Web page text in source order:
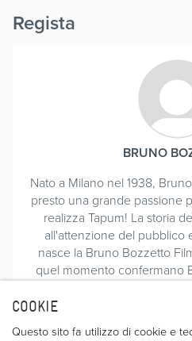
COOKIE
Questo sito fa utilizzo di cookie e
Regista
BRUNO
Nato a Milano nel 1938,
presto una grande passione
realizza Tapum! La storia
all'attenzione del pubblico
nasce la Bruno Bozzetto
quel momento confermano